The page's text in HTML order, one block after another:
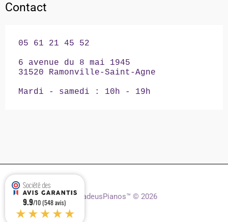
Contact
05 61 21 45 52
6 avenue du 8 mai 1945
31520 Ramonville-Saint-Agne
Mardi - samedi : 10h - 19h
AmadeusPianos™ © 2026
9.9/10 (548 avis)
★★★★★